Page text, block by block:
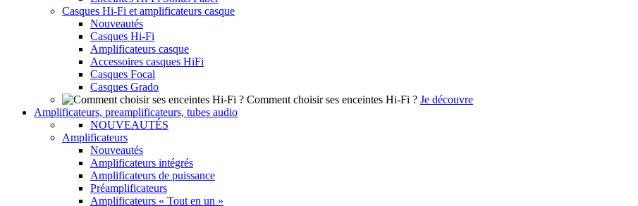
Casques Hi-Fi et amplificateurs casque
Nouveautés
Casques Hi-Fi
Amplificateurs casque
Accessoires casques HiFi
Casques Focal
Casques Grado
Comment choisir ses enceintes Hi-Fi ? Je découvre
Amplificateurs, preamplificateurs, tubes audio
NOUVEAUTÉS
Amplificateurs
Nouveautés
Amplificateurs intégrés
Amplificateurs de puissance
Préamplificateurs
Amplificateurs « Tout en un »